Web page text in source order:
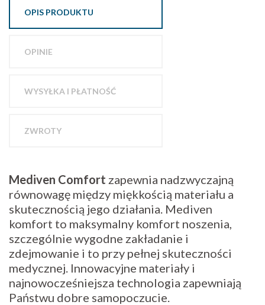
OPIS PRODUKTU
OPINIE
WYSYŁKA I PŁATNOŚĆ
ZWROTY
Mediven Comfort zapewnia nadzwyczajną
równowagę między miękkością materiału a
skutecznością jego działania. Mediven
komfort to maksymalny komfort noszenia,
szczególnie wygodne zakładanie i
zdejmowanie i to przy pełnej skuteczności
medycznej. Innowacyjne materiały i
najnowocześniejsza technologia zapewniają
Państwu dobre samopoczucie.